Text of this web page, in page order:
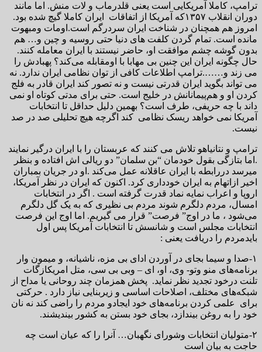
ترامپ، کاملا آمریکایی است یعنی قلدرماب و لات منش. اما مانند
دوران انقلاب ۱۳۵۷که آمریکا از اتفاقات ایران کاملا گیچ شده بود.
امروز هم همچنان در شناخت ایران سردرگم است.اومات ومبهوت
مانده است. تمام گردن کلفت های دنیا حتی روسیه و چین و… هم
بدون گوشه چشم موافقت او، حاضر نیستند با ایران معامله کنند.
حال چگونه ایران این چنین بی مهابا با اومقابله می‌کند؟ پهبادش را
می زند و…….ترامپ اطلاعات کافی از توان نظامی ایران ندارد. نه
می تواند بگوید ایران قدرتی نیست و نه تصور کند ایران قادر به فلج
کردن او و هم‌پیمانانش در خلیج است. حتی برای مدتی کوتاه او نمی
داند با چه حریفی، طرف است؟ بهمين دلیل حداقل تا انتخابات
آمریکا نمی خواهد ریسک نظامی کند اگرچه هیچ تحلیلی صد در صد
نیست.
ترامپ و نتانیاهو تلاش می کنند که عربستان را با ایران درگیر نمایند
.اما بتازگی بقول خودمان “بن سلمان” دو ریالی اش افتاده و بنظر
میرسد دررابطه با ایران عاقلانه عمل می‌کند .او در جریان بمباران
اخیر ازاتهام به ایران خودداری کرد. اکنون که ایران در نظر آمریکا،
اروپا و اعراب نمایه نماد قدرت گرفته است . اگر در انتخابات
امسال، مردم دلگرم شوند مردم بی نظیری که به یک گل دلگرم
می‌شود ، ما در اوج” فرصت” قرار می گیریم. اما اوج این فرصت
انتخابات مجلس است و شانسش تا انتخابات آمریکا پس اول
بایدمردم را دریافت یعنی :
۱-صدا و سیما بجای در آوردن ادای بی مزه، ناشیانه، و میمون وار
برنامه‌های منو وتو- وی، او، ای – وبی بی سی، متل امریکازگات
تلنت درخود تجدید نظر نماید. پخش همزمان چند روحانی یا مداح از
شبکه‌های مختلف، اصلاحات اساسی و زیربنایی نیاز دارد . حرکتی
برای علمی کردن برنامه‌های خود ایجادو مردم را راضی کند نه نان
خود را به روغن بیندازد، بجای خود بستن به کشور بیندیشند.
۲-متولیان انتخابات وشورای نگهبان… آنرا را که عیان است چه
حاجت به بیان است